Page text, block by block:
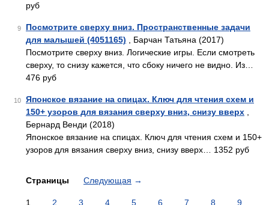
руб
9
Посмотрите сверху вниз. Пространственные задачи
для малышей (4051165) , Барчан Татьяна (2017)
Посмотрите сверху вниз. Логические игры. Если смотреть
сверху, то снизу кажется, что сбоку ничего не видно. Из…
476 руб
10
Японское вязание на спицах. Ключ для чтения схем и
150+ узоров для вязания сверху вниз, снизу вверх
Бернард Венди (2018)
Японское вязание на спицах. Ключ для чтения схем и 150+
узоров для вязания сверху вниз, снизу вверх… 1352 руб
Страницы Следующая →
1 2 3 4 5 6 7 8
9